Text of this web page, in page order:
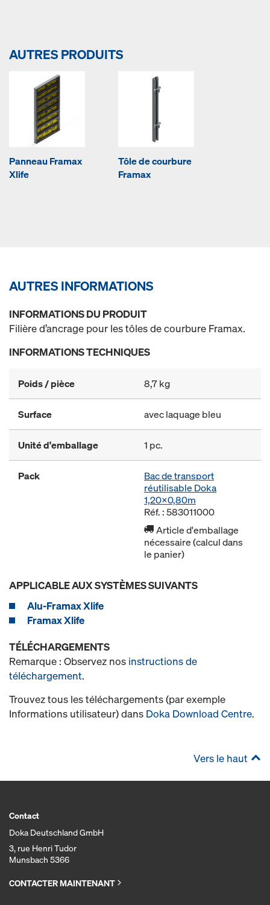
AUTRES PRODUITS
Panneau Framax
Xlife
Tôle de courbure
Framax
AUTRES INFORMATIONS
INFORMATIONS DU PRODUIT
Filière d’ancrage pour les tôles de courbure Framax.
INFORMATIONS TECHNIQUES
Poids / pièce 8,7 kg
Surface avec laquage bleu
Unité d'emballage 1 pc.
Pack
Bac de transport
réutilisable Doka
1,20x0,80m
Réf. : 583011000
Article d'emballage
nécessaire (calcul dans
le panier)
APPLICABLE AUX SYSTÈMES SUIVANTS
Alu-Framax Xlife
Framax Xlife
TÉLÉCHARGEMENTS
Remarque : Observez nos instructions de
téléchargement.
Trouvez tous les téléchargements (par exemple
Informations utilisateur) dans Doka Download Centre.
Vers le haut
Contact
Doka Deutschland GmbH
3, rue Henri Tudor
Munsbach 5366
CONTACTER MAINTENANT